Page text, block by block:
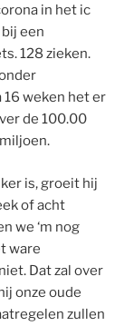
in het ic
een
128 zieken.
weken het er
de 100.00
is, groeit hij
of acht
we ‘m nog
ware
Dat zal over
onze oude
zullen